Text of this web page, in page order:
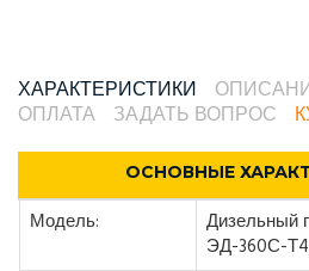
ХАРАКТЕРИСТИКИ
ОПЛАТА
ЗАДАТЬ ВОПРОС
ОСНОВНЫЕ
Модель:
Дизельный
ЭД-360С-